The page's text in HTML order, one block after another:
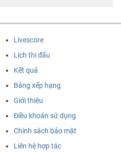
Livescore
Lịch thi đấu
Kết quả
Bảng xếp hạng
Giới thiệu
Điều khoản sử dụng
Chính sách bảo mật
Liên hệ hợp tác